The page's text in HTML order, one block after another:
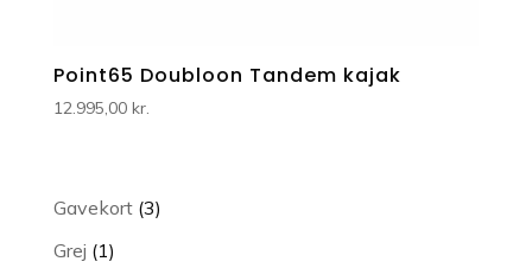
Point65 Doubloon Tandem kajak
12.995,00 kr.
Gavekort 33
Grej 11